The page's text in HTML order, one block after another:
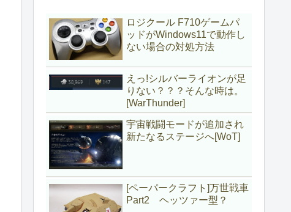
ロジクール F710ゲームパ
ッドがWindows11で動作し
ない場合の対処方法
えっ!シルバーライオンが足
りない？？？そんな時は。
[WarThunder]
宇宙戦闘モードが追加され
新たなるステージへ[WoT]
[ペーパークラフト]万世戦車
Part2 ヘッツァー型？